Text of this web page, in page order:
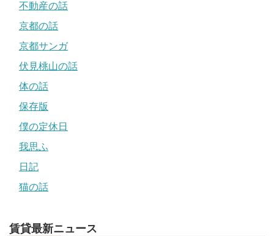
不動産の話
京都の話
京都サンガ
伏見桃山の話
体の話
保存版
僕の定休日
我思ふ
日記
猫の話
賃貸最新ニュース